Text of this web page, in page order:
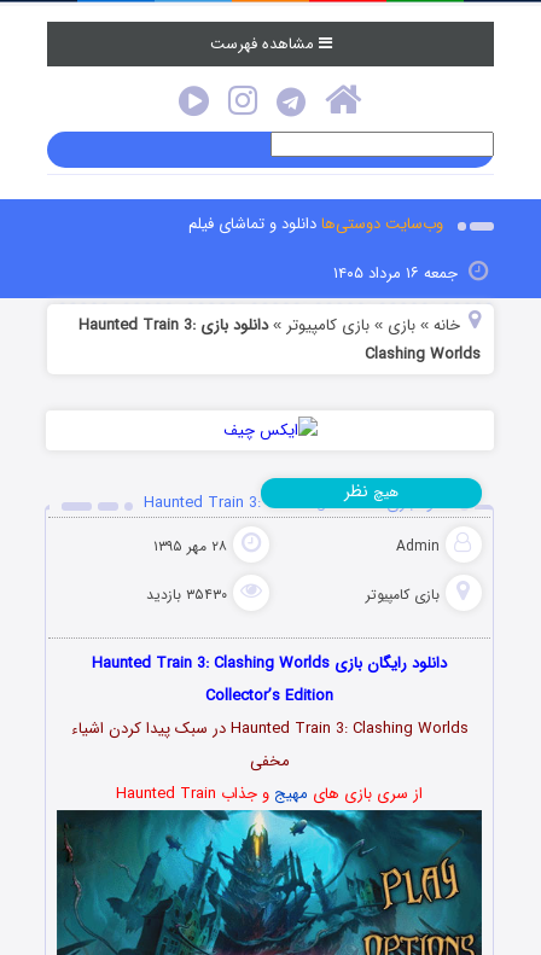
مشاهده فهرست
وب‌سایت دوستی‌هادانلود و تماشای فیلم
جمعه ۱۶ مرداد ۱۴۰۵
خانه »بازی »بازی کامپیوتر »
دانلود بازی Haunted Train 3:
Clashing Worlds
دانلود بازی Haunted Train 3: Clashing Worlds
Admin ۲۸ مهر ۱۳۹۵
بازی کامپیوتر ۳۵۴۳۰ بازدید
هیچ نظر
دانلود رایگان بازی Haunted Train 3: Clashing Worlds
Collector’s Edition
Haunted Train 3: Clashing Worlds در سبک پیدا کردن اشیاء
مخفی
از سری بازی های مهیج و جذاب Haunted Train